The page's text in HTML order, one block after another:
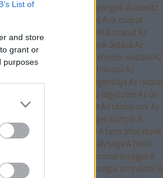
List of
and store
grant or
purposes
Aurora Austen-rajongók Austerlitz
Aveyard Avix csapat
Ázsia-saga Az arc nélküli csapatAz
bába
Az égi hivatalnok áldása Az
ló
Az éhezők viadala Az
hercege
Az első hangy háború Az
flottaAz északi erdő legendája Az iskolai
Az Olimposz legyőzéseAz úri
Az utolsó huszonhétAz utolsó ork Az
A Birodalom tengeri bártyái A
kultiváció nagymestereA farm ahol élünk
A híd királysága A holló
A korona lovagjai A
népe
A mágia árnyalatai A